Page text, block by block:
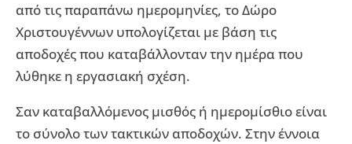
από τις παραπάνω ημερομηνίες, το Δώρο
Χριστουγέννων υπολογίζεται με βάση τις
αποδοχές που καταβάλλονταν την ημέρα που
λύθηκε η εργασιακή σχέση.
Σαν καταβαλλόμενος μισθός ή ημερομίσθιο είναι
το σύνολο των τακτικών αποδοχών. Στην έννοια